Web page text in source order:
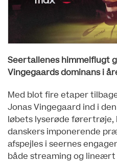
Seertallenes himmelflugt
Vingegaards dominans i
Med blot fire etaper
Jonas Vingegaard ind i
løbets lyserøde førertrøje,
danskers imponerende
afspejles i seernes
både streaming og